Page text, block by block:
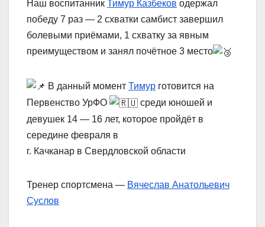
Наш воспитанник Тимур Казбеков одержал
победу 7 раз — 2 схватки самбист завершил
болевыми приёмами, 1 схватку за явным
преимуществом и занял почётное 3 место
В данный момент Тимур готовится на
Первенство УрФО
среди юношей и
девушек 14 — 16 лет, которое пройдёт в
середине февраля в
г. Качканар в Свердловской области
Тренер спортсмена — Вячеслав Анатольевич
Суслов